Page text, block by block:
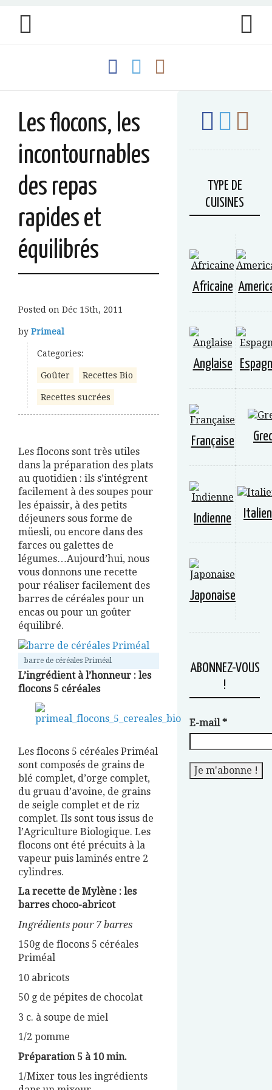
Les flocons, les
incontournables
des repas
rapides et
équilibrés
Posted on Déc 15th, 2011
by Primeal
Categories:
Goûter Recettes Bio
Recettes sucrées
Les flocons sont très utiles
dans la préparation des plats
au quotidien : ils s’intégrent
facilement à des soupes pour
les épaissir, à des petits
déjeuners sous forme de
müesli, ou encore dans des
farces ou galettes de
légumes…Aujourd’hui, nous
vous donnons une recette
pour réaliser facilement des
barres de céréales pour un
encas ou pour un goûter
équilibré.
barre de céréales Priméal
L’ingrédient à l’honneur : les
flocons 5 céréales
Les flocons 5 céréales Priméal
sont composés de grains de
blé complet, d’orge complet,
du gruau d’avoine, de grains
de seigle complet et de riz
complet. Ils sont tous issus de
l’Agriculture Biologique. Les
flocons ont été précuits à la
vapeur puis laminés entre 2
cylindres.
La recette de Mylène : les
barres choco-abricot
Ingrédients pour 7 barres
150g de flocons 5 céréales
Priméal
10 abricots
50 g de pépites de chocolat
3 c. à soupe de miel
1/2 pomme
Préparation 5 à 10 min.
1/Mixer tous les ingrédients
TYPE DE
CUISINES
Africaine
Anglaise
Française
Indienne
Japonaise
ABONNEZ-VOUS
!
E-mail*